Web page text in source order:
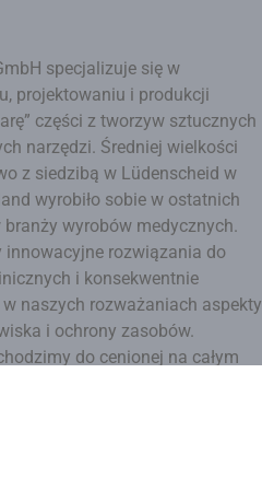
specjalizuje się w
projektowaniu i produkcji
części z tworzyw sztucznych
narzędzi. Średniej wielkości
z siedzibą w Lüdenscheid w
wyrobiło sobie w ostatnich
branży wyrobów medycznych.
innowacyjne rozwiązania do
i konsekwentnie
naszych rozważaniach aspekty
i ochrony zasobów.
do cenionej na całym